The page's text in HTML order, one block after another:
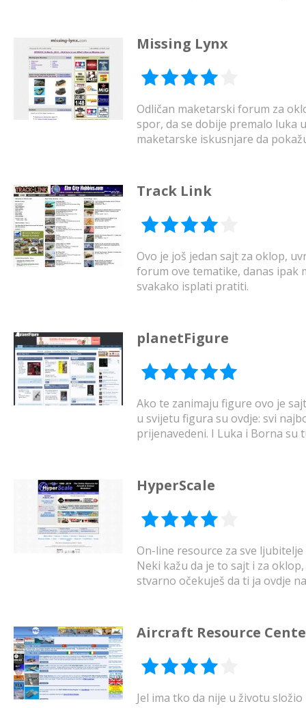
Missing Lynx
Odličan maketarski forum za
spor, da se dobije premalo luka
maketarske iskusnjare da
Track Link
Ovo je još jedan sajt za oklop,
forum ove tematike, danas ipak
svakako isplati pratiti.
planetFigure
Ako te zanimaju figure ovo je
u svijetu figura su ovdje: svi
prijenavedeni. I Luka i Borna
HyperScale
On-line resource za sve
Neki kažu da je to sajt i za
stvarno očekuješ da ti ja ovdje
Aircraft Resource
Jel ima tko da nije u životu